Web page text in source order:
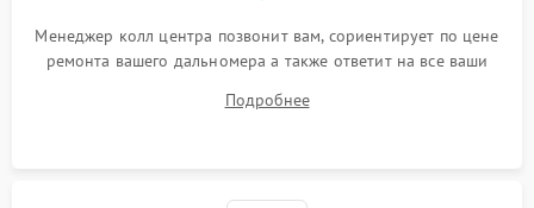
Менеджер колл центра позвонит вам, сориентирует по цене
ремонта вашего дальномера а также ответит на все ваши
Подробнее